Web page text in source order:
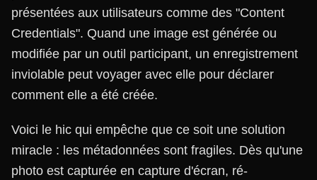
présentées aux utilisateurs comme des "Content
Credentials". Quand une image est générée ou
modifiée par un outil participant, un enregistrement
inviolable peut voyager avec elle pour déclarer
comment elle a été créée.
Voici le hic qui empêche que ce soit une solution
miracle : les métadonnées sont fragiles. Dès qu'une
photo est capturée en capture d'écran, ré-